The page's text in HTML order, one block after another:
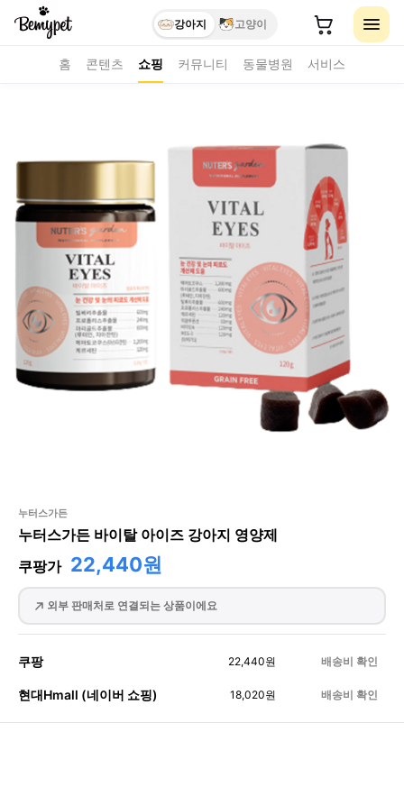
강아지 고양이
홈 콘텐츠 쇼핑 커뮤니티 동물병원 서비스
누터스가든
누터스가든 바이탈 아이즈 강아지 영양제
쿠팡가 22,440원
외부 판매처로 연결되는 상품이에요
쿠팡 22,440원 배송비 확인
현대Hmall (네이버 쇼핑) 18,020원 배송비 확인